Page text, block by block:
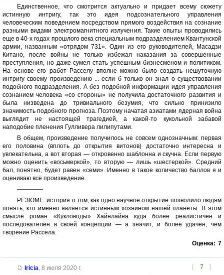
Единственное, что смотрится актуально и придает всему сюжету
истинную интригу, так это идея подсознательного управления
человеческим поведением посредством прямого воздействия на сознание
разными видами электромагнитного излучения. Такие опыты проводились
еще в 40-х годах прошлого века специальным подразделением Квантунской
армии, названным «отрядом 731». Один из его руководителей, Масадзи
Китано, после войны не только избежал наказания за совершенные
преступления, но даже сумел стать успешным бизнесменом и политиком.
На основе его работ Расселу вполне можно было создать нешуточную
интригу своему произведению ... если б только он знал о существовании
подобного подразделения. А без подобной информации идея управления
сознанием человека «со стороны» не получила достаточного развития и
была низведена до тривиального безумия, что сильно принизило
значимость подобного прогноза. Поэтому начатая азиатами ядерная война
выглядит не настоящей трагедией, а какой-то кукольной забавой
наподобие пленения Гулливера лилипутами.
В общем, произведение получилось не совсем однозначным: первая
его половина (вплоть до открытия витонов) достаточно интересна и
увлекательна, а вот вторая — откровенно шаблонна и скучна. Если первую
можно оценить «восьмеркой», то вторую — лишь «шестеркой». Средний
бал, понятно, будет равен «семи». Именно в такое количество баллов я и
оцениваю всё произведение.
-------------
РЕЗЮМЕ: история о том, как одно научное открытие позволило людям
понять, кто именно является истинным хозяином нашей планеты. В этом
смысле роман «Кукловоды» Хайнлайна куда более реалистичен и
последователен в своей концепции — а значит, и более удачен, чем
творение Рассела.
Оценка: 7
[ 7 ]
Iricia, 8 июля 2020 г.